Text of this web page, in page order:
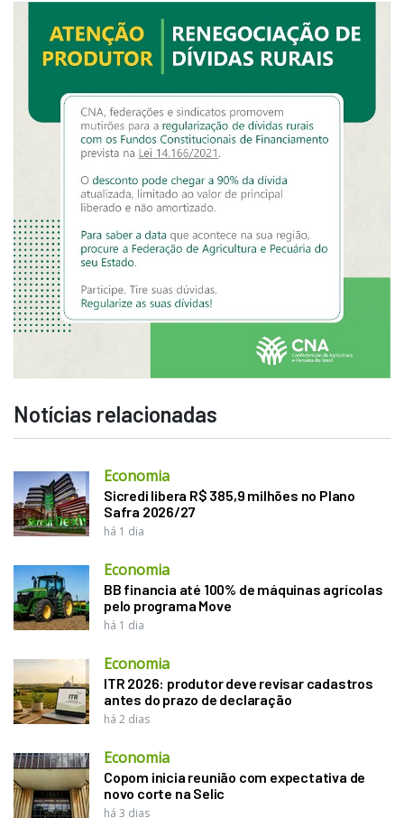
Notícias relacionadas
Economia
Sicredi libera R$ 385,9 milhões no Plano
Safra 2026/27
há 1 dia
Economia
BB financia até 100% de máquinas agrícolas
pelo programa Move
há 1 dia
Economia
ITR 2026: produtor deve revisar cadastros
antes do prazo de declaração
há 2 dias
Economia
Copom inicia reunião com expectativa de
novo corte na Selic
há 3 dias